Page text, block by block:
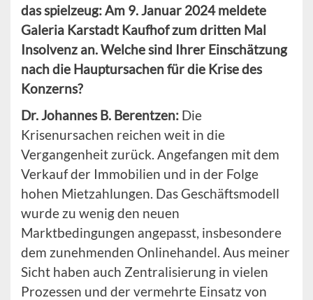
das spielzeug: Am 9. Januar 2024 meldete
Galeria Karstadt Kaufhof zum dritten Mal
Insolvenz an. Welche sind Ihrer Einschätzung
nach die Hauptursachen für die Krise des
Konzerns?
Dr. Johannes B. Berentzen: Die
Krisenursachen reichen weit in die
Vergangenheit zurück. Angefangen mit dem
Verkauf der Immobilien und in der Folge
hohen Mietzahlungen. Das Geschäftsmodell
wurde zu wenig den neuen
Marktbedingungen angepasst, insbesondere
dem zunehmenden Onlinehandel. Aus meiner
Sicht haben auch Zentralisierung in vielen
Prozessen und der vermehrte Einsatz von